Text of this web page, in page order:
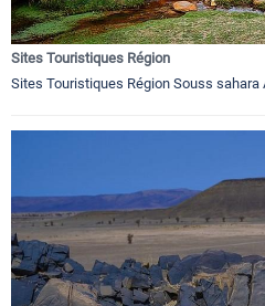
Sites Touristiques Région
Sites Touristiques Région Souss sahara